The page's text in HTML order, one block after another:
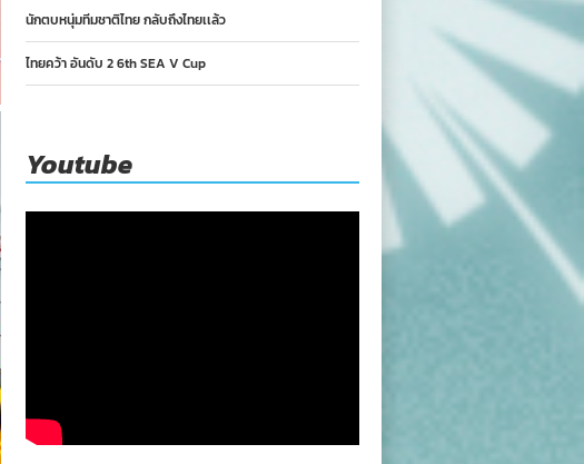
นักตบหนุ่มทีมชาติไทย กลับถึงไทยเเล้ว
ไทยคว้า อันดับ 2 6th SEA V Cup
Youtube